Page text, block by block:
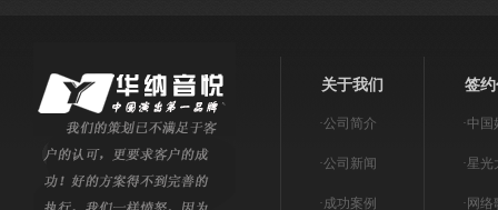
关于我们
·公司简介
·公司新闻
·成功案例
签
·中国
·星光
· 网络